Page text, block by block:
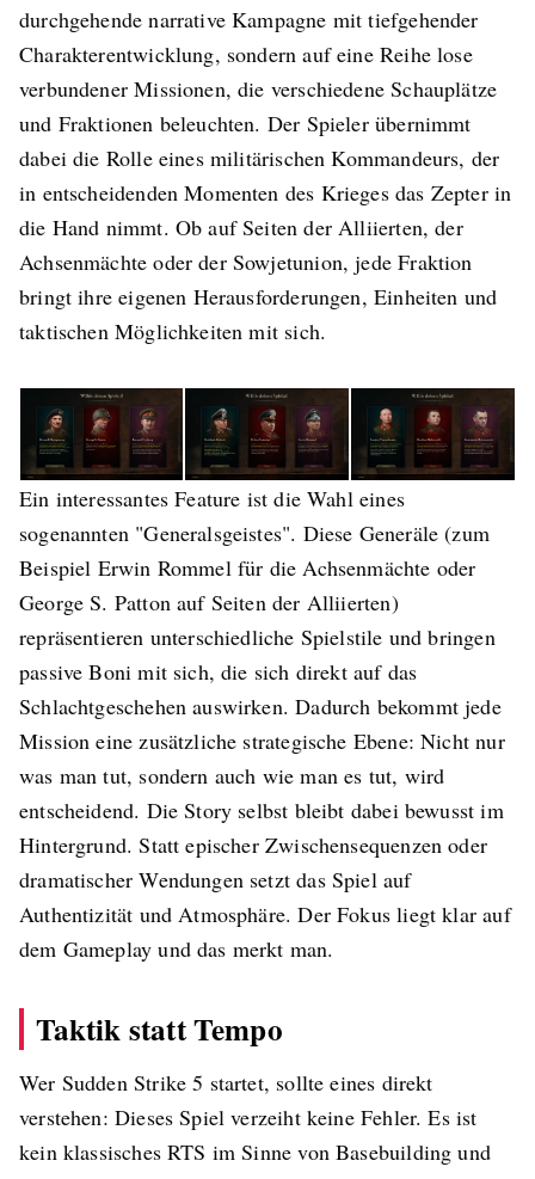
durchgehende narrative Kampagne mit tiefgehender
Charakterentwicklung, sondern auf eine Reihe lose
verbundener Missionen, die verschiedene Schauplätze
und Fraktionen beleuchten. Der Spieler übernimmt
dabei die Rolle eines militärischen Kommandeurs, der
in entscheidenden Momenten des Krieges das Zepter in
die Hand nimmt. Ob auf Seiten der Alliierten, der
Achsenmächte oder der Sowjetunion, jede Fraktion
bringt ihre eigenen Herausforderungen, Einheiten und
taktischen Möglichkeiten mit sich.
Ein interessantes Feature ist die Wahl eines
sogenannten "Generalsgeistes". Diese Generäle (zum
Beispiel Erwin Rommel für die Achsenmächte oder
George S. Patton auf Seiten der Alliierten)
repräsentieren unterschiedliche Spielstile und bringen
passive Boni mit sich, die sich direkt auf das
Schlachtgeschehen auswirken. Dadurch bekommt jede
Mission eine zusätzliche strategische Ebene: Nicht nur
was man tut, sondern auch wie man es tut, wird
entscheidend. Die Story selbst bleibt dabei bewusst im
Hintergrund. Statt epischer Zwischensequenzen oder
dramatischer Wendungen setzt das Spiel auf
Authentizität und Atmosphäre. Der Fokus liegt klar auf
dem Gameplay und das merkt man.
Taktik statt Tempo
Wer Sudden Strike 5 startet, sollte eines direkt
verstehen: Dieses Spiel verzeiht keine Fehler. Es ist
kein klassisches RTS im Sinne von Basebuilding und